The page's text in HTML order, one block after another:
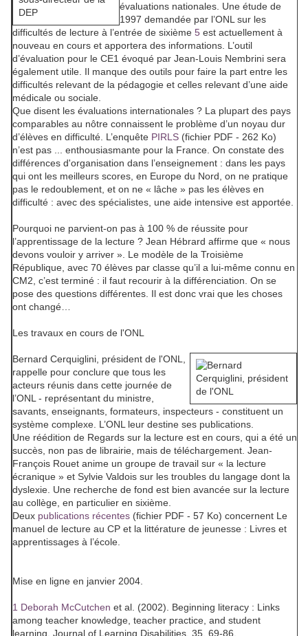
évaluations nationales. Une étude de
1997 demandée par l’ONL sur les
difficultés de lecture à l’entrée de sixième 5 est actuellement à
nouveau en cours et apportera des informations. L’outil
d’évaluation pour le CE1 évoqué par Jean-Louis Nembrini sera
également utile. Il manque des outils pour faire la part entre les
difficultés relevant de la pédagogie et celles relevant d’une aide
médicale ou sociale.
Que disent les évaluations internationales ? La plupart des pays
comparables au nôtre connaissent le problème d’un noyau dur
d’élèves en difficulté. L’enquête PIRLS (fichier PDF - 262 Ko)
n’est pas ... enthousiasmante pour la France. On constate des
différences d'organisation dans l’enseignement : dans les pays
qui ont les meilleurs scores, en Europe du Nord, on ne pratique
pas le redoublement, et on ne « lâche » pas les élèves en
difficulté : avec des spécialistes, une aide intensive est apportée.
Pourquoi ne parvient-on pas à 100 % de réussite pour
l’apprentissage de la lecture ? Jean Hébrard affirme que « nous
devons vouloir y arriver ». Le modèle de la Troisième
République, avec 70 élèves par classe qu’il a lui-même connu en
CM2, c’est terminé : il faut recourir à la différenciation. On se
pose des questions différentes. Il est donc vrai que les choses
ont changé…
Les travaux en cours de l'ONL
Bernard Cerquiglini , président de l'ONL,
rappelle pour conclure que tous les
acteurs réunis dans cette journée de
l’ONL - représentant du ministre,
savants, enseignants, formateurs, inspecteurs - constituent un
système complexe. L’ONL leur destine ses publications.
Une réédition de Regards sur la lecture est en cours, qui a été un
succès, non pas de librairie, mais de téléchargement. Jean-
François Rouet anime un groupe de travail sur « la lecture
écranique » et Sylvie Valdois sur les troubles du langage dont la
dyslexie. Une recherche de fond est bien avancée sur la lecture
au collège, en particulier en sixième.
Deux publications récentes (fichier PDF - 57 Ko) concernent Le
manuel de lecture au CP et la littérature de jeunesse : Livres et
apprentissages à l’école
Mise en ligne en janvier 2004.
1 Deborah McCutchen et al. (2002). Beginning literacy : Links
among teacher knowledge, teacher practice, and student
learning. Journal of Learning Disabilities, 35, 69-86.